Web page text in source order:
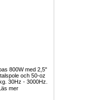
800W med 2,5"
och 50-oz
30Hz - 3000Hz.
mer